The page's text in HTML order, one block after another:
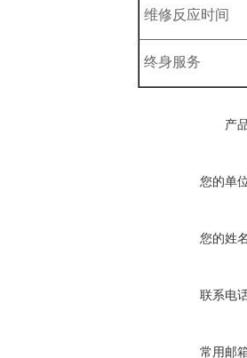
维修反应时间
终身服务
产
您的单
您的姓
联系电
常用邮